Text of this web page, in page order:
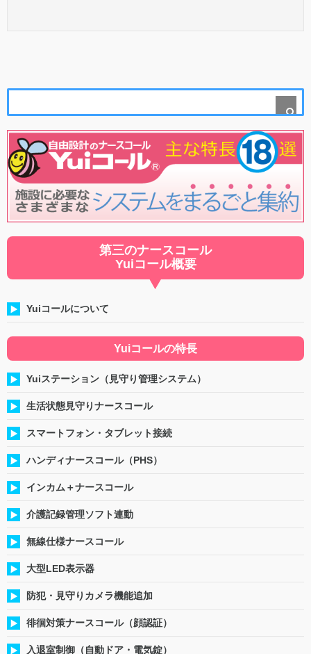
第三のナースコール
Yuiコール概要
Yuiコールについて
Yuiコールの特長
Yuiステーション（見守り管理システム）
生活状態見守りナースコール
スマートフォン・タブレット接続
ハンディナースコール（PHS）
インカム＋ナースコール
介護記録管理ソフト連動
無線仕様ナースコール
大型LED表示器
防犯・見守りカメラ機能追加
徘徊対策ナースコール（顔認証）
入退室制御（自動ドア・電気錠）